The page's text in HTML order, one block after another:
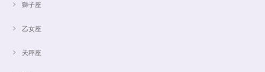
獅子座
乙女座
天秤座